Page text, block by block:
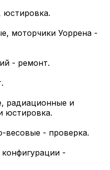
юстировка.
моторчики Уоррена -
- ремонт.
радиационные и
юстировка.
весовые - проверка.
-